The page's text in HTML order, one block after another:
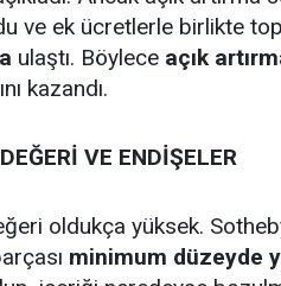
ve ek ücretlerle birlikte
ulaştı. Böylece açık
kazandı.
VE ENDİŞELER
oldukça yüksek.
minimum düzeyde